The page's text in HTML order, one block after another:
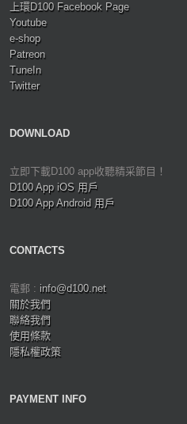
上環D100 Facebook Page
Youtube
e-shop
Patreon
TuneIn
Twitter
DOWNLOAD
立即下載D100 app收聽精采節目！
D100 App iOS 用戶
D100 App Android 用戶
CONTACTS
電郵 : info@d100.net
關於我們
聯絡我們
使用條款
隱私權政策
PAYMENT INFO